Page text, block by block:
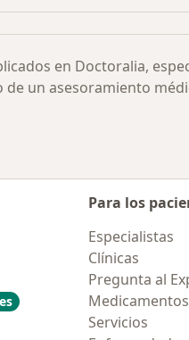
en Doctoralia,
un asesoramiento
Para los
Especialistas
Clínicas
Pregunta al
Medicamentos
Servicios